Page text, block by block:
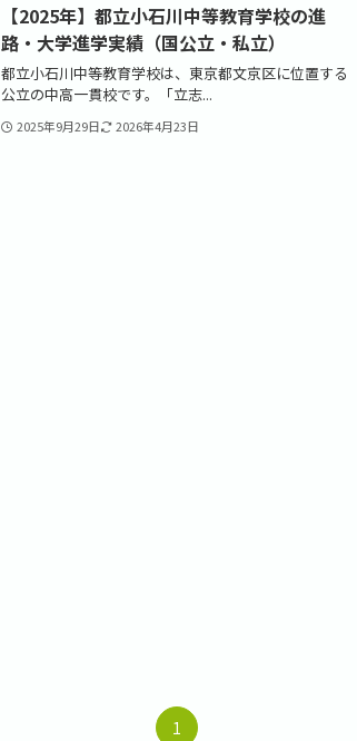
【2025年】都立小石川中等教育学校の進
路・大学進学実績（国公立・私立）
都立小石川中等教育学校は、東京都文京区に位置する
公立の中高一貫校です。「立志...
2025年9月29日 2026年4月23日
1